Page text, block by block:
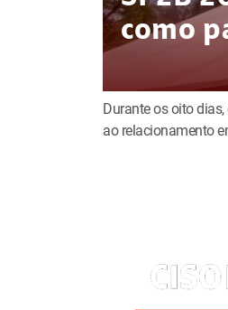
como
Durante os oito
ao relacionamento